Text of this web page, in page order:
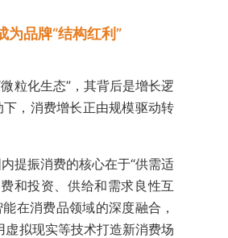
为品牌“结构红利”
粒化生态”，其背后是增长逻
，消费增长正由规模驱动转
提振消费的核心在于“供需适
和投资、供给和需求良性互
在消费品领域的深度融合，
拟现实等技术打造新消费场